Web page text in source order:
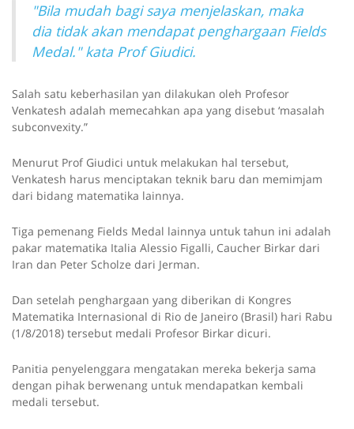
"Bila mudah bagi saya menjelaskan, maka
dia tidak akan mendapat penghargaan Fields
Medal." kata Prof Giudici.
Salah satu keberhasilan yan dilakukan oleh Profesor
Venkatesh adalah memecahkan apa yang disebut ‘masalah
subconvexity.”
Menurut Prof Giudici untuk melakukan hal tersebut,
Venkatesh harus menciptakan teknik baru dan memimjam
dari bidang matematika lainnya.
Tiga pemenang Fields Medal lainnya untuk tahun ini adalah
pakar matematika Italia Alessio Figalli, Caucher Birkar dari
Iran dan Peter Scholze dari Jerman.
Dan setelah penghargaan yang diberikan di Kongres
Matematika Internasional di Rio de Janeiro (Brasil) hari Rabu
(1/8/2018) tersebut medali Profesor Birkar dicuri.
Panitia penyelenggara mengatakan mereka bekerja sama
dengan pihak berwenang untuk mendapatkan kembali
medali tersebut.